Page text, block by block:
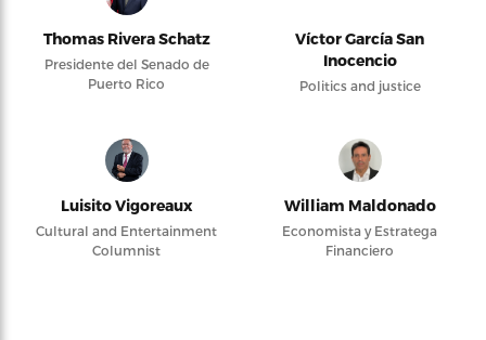
Thomas Rivera Schatz
Presidente del Senado de
Puerto Rico
Víctor García San
Inocencio
Politics and justice
Luisito Vigoreaux
Cultural and Entertainment
Columnist
William Maldonado
Economista y Estratega
Financiero